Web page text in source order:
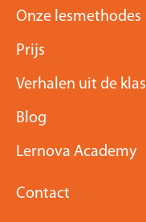
Onze lesmethodes
Prijs
Verhalen uit de klas
Blog
Lernova Academy
Contact